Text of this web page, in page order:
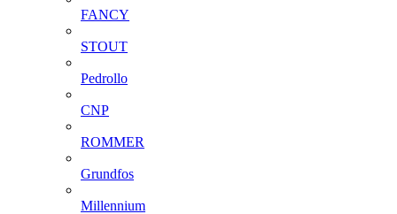
FANCY
STOUT
Pedrollo
CNP
ROMMER
Grundfos
Millennium